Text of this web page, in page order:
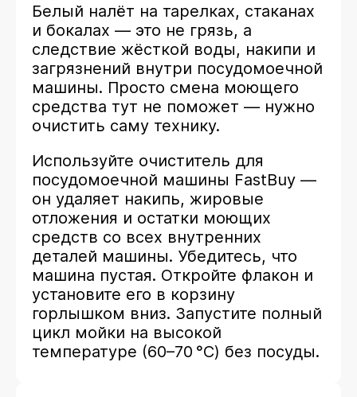
Белый налёт на тарелках, стаканах
и бокалах — это не грязь, а
следствие жёсткой воды, накипи и
загрязнений внутри посудомоечной
машины. Просто смена моющего
средства тут не поможет — нужно
очистить саму технику.
Используйте очиститель для
посудомоечной машины FastBuy —
он удаляет накипь, жировые
отложения и остатки моющих
средств со всех внутренних
деталей машины. Убедитесь, что
машина пустая. Откройте флакон и
установите его в корзину
горлышком вниз. Запустите полный
цикл мойки на высокой
температуре (60–70 °C) без посуды.